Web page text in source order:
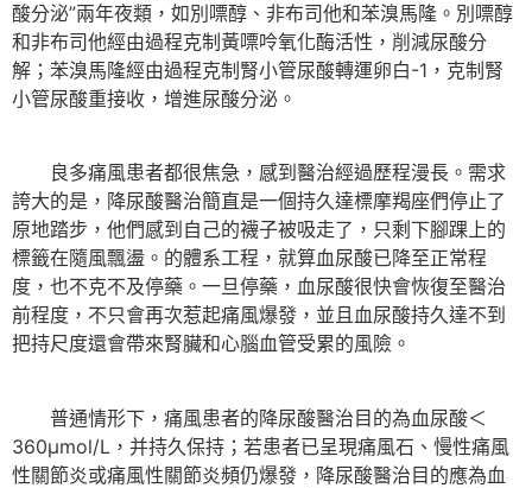
酸分泌”兩年夜類，如別嘌醇、非布司他和苯溴馬隆。別嘌醇
和非布司他經由過程克制黃嘌呤氧化酶活性，削減尿酸分
解；苯溴馬隆經由過程克制腎小管尿酸轉運卵白-1，克制腎
小管尿酸重接收，增進尿酸分泌。
良多痛風患者都很焦急，感到醫治經過歷程漫長。需求
誇大的是，降尿酸醫治簡直是一個持久達標摩羯座們停止了
原地踏步，他們感到自己的襪子被吸走了，只剩下腳踝上的
標籤在隨風飄盪。的體系工程，就算血尿酸已降至正常程
度，也不克不及停藥。一旦停藥，血尿酸很快會恢復至醫治
前程度，不只會再次惹起痛風爆發，並且血尿酸持久達不到
把持尺度還會帶來腎臟和心腦血管受累的風險。
普通情形下，痛風患者的降尿酸醫治目的為血尿酸＜
360μmol/L，并持久保持；若患者已呈現痛風石、慢性痛風
性關節炎或痛風性關節炎頻仍爆發，降尿酸醫治目的應為血